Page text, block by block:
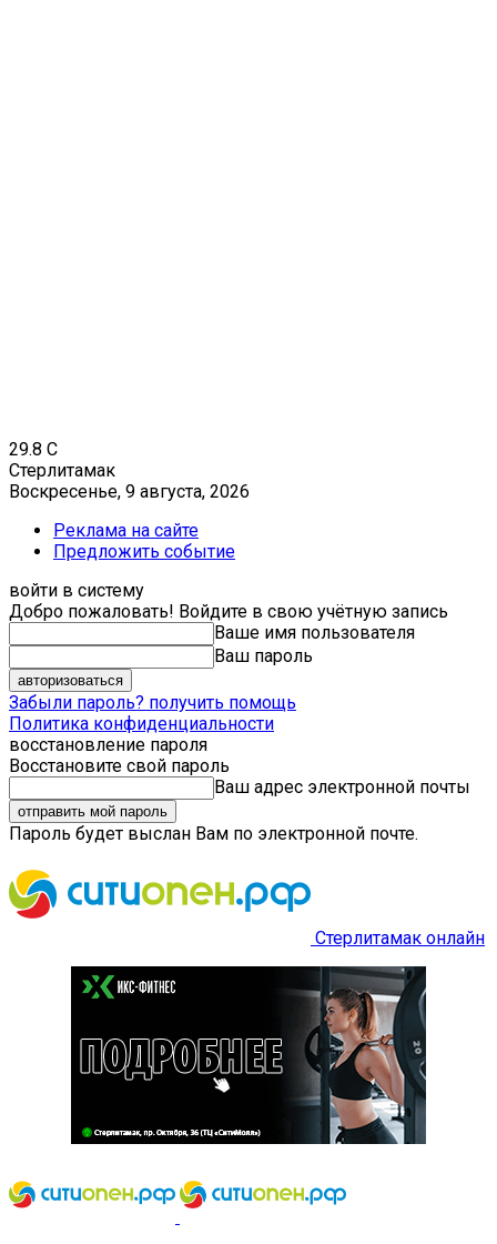
29.8 C
Стерлитамак
Воскресенье, 9 августа, 2026
Реклама на сайте
Предложить событие
войти в систему
Добро пожаловать! Войдите в свою учётную запись
Ваше имя пользователя
Ваш пароль
Забыли пароль? получить помощь
Политика конфиденциальности
восстановление пароля
Восстановите свой пароль
Ваш адрес электронной почты
Пароль будет выслан Вам по электронной почте.
Стерлитамак онлайн